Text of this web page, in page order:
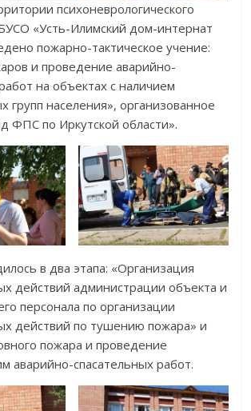
психоневрологического
«Усть-Илимский дом-интернат
пожарно-тактическое учение:
и проведение аварийно-
на объектах с наличием
групп населения», организованное
ФПС по Иркутской области».
в два этапа: «Организация
действий администрации объекта и
персонала по организации
действий по тушению пожара» и
пожара и проведение
аварийно-спасательных работ.